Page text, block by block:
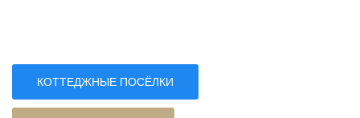
КОТТЕДЖНЫЕ ПОСЁЛКИ